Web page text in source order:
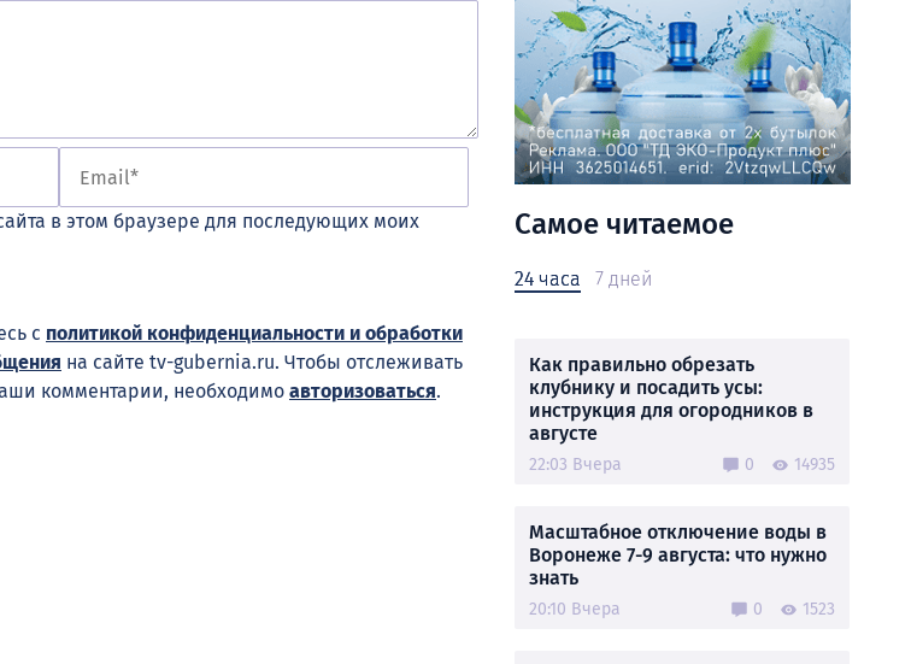
в этом браузере для последующих моих
с политикой конфиденциальности и обработки
на сайте tv-gubernia.ru. Чтобы отслеживать
комментарии, необходимо авторизоваться.
Самое читаемое
24 часа 7 дней
Как правильно обрезать
клубнику и посадить усы:
инструкция для огородников в
августе
22:03 Вчера 0 14935
Масштабное отключение воды в
Воронеже 7-9 августа: что нужно
знать
20:10 Вчера 0 1523